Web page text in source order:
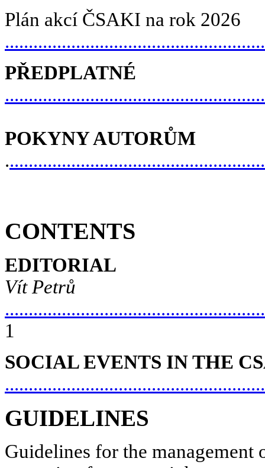
Plán akcí ČSAKI na rok 2026
PŘEDPLATNÉ
POKYNY AUTORŮM
.
CONTENTS
EDITORIAL
Vít Petrů
1
SOCIAL EVENTS IN THE
GUIDELINES
Guidelines for the